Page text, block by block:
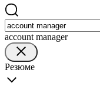
account manager
Резюме